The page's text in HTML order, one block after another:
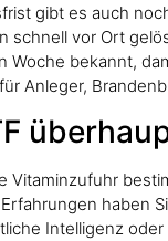
gibt es auch
schnell vor Ort
Woche bekannt,
Anleger,
Vitaminzufuhr
haben
Intelligenz